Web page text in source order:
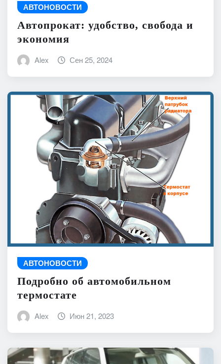
АВТОНОВОСТИ
Автопрокат: удобство, свобода и
экономия
Alex Сен 25, 2024
АВТОНОВОСТИ
Подробно об автомобильном
термостате
Alex Июн 21, 2023